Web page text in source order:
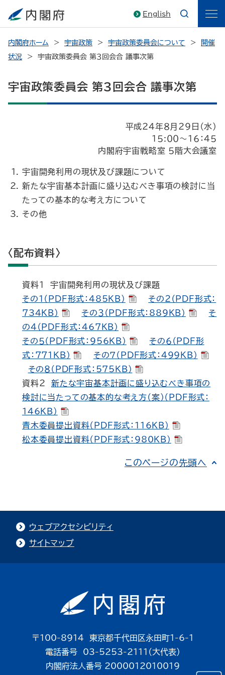
English
内閣府ホーム 宇宙政策 宇宙政策委員会について
開催
状況
宇宙政策委員会 第３回会合 議事次第
宇宙政策委員会 第３回会合 議事次第
平成２４年８月２９日（水）
１５:００～１６：４５
内閣府宇宙戦略室 ５階大会議室
宇宙開発利用の現状及び課題について
新たな宇宙基本計画に盛り込むべき事項の検討に当
たっての基本的な考え方について
その他
〈配布資料〉
資料１ 宇宙開発利用の現状及び課題
その１（PDF形式：485KB）
その２（PDF形式：
734KB）
その３（PDF形式：889KB）
そ
の４（PDF形式：467KB）
その５（PDF形式：956KB）
その６（PDF形
式：771KB）
その７（PDF形式：499KB）
その８（PDF形式：575KB）
資料２ 新たな宇宙基本計画に盛り込むべき事項の
検討に当たっての基本的な考え方（案）（PDF形式：
146KB）
青木委員提出資料（PDF形式：116KB）
松本委員提出資料（PDF形式：980KB）
このページの先頭へ
ウェブアクセシビリティ
サイトマップ
〒100-8914 東京都千代田区永田町1-6-1
電話番号 03-5253-2111（大代表）
内閣府法人番号 2000012010019